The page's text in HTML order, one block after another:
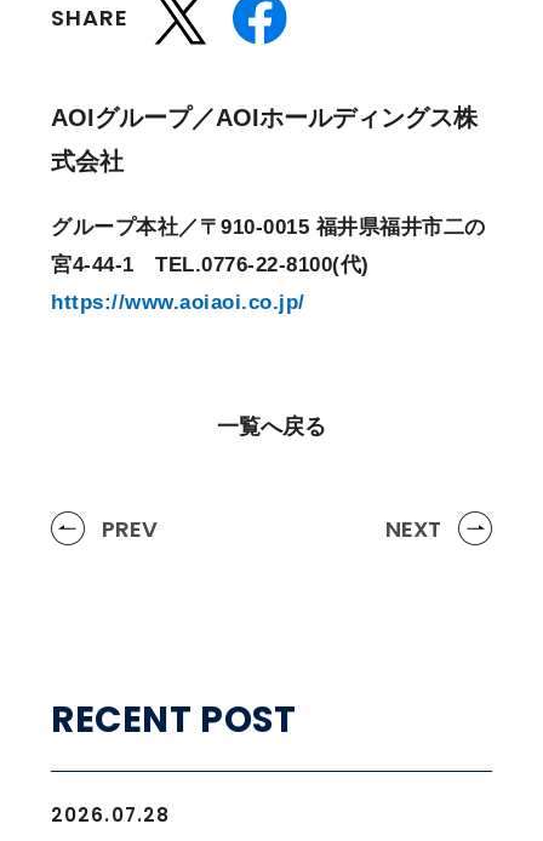
RECENT POST
2026.07.28
SHARE
AOIグループ／AOIホールディングス株
式会社
グループ本社／〒910-0015 福井県福井市二の
宮4-44-1 TEL.0776-22-8100(代)
https://www.aoiaoi.co.jp/
PREV
一覧へ戻る
NEXT